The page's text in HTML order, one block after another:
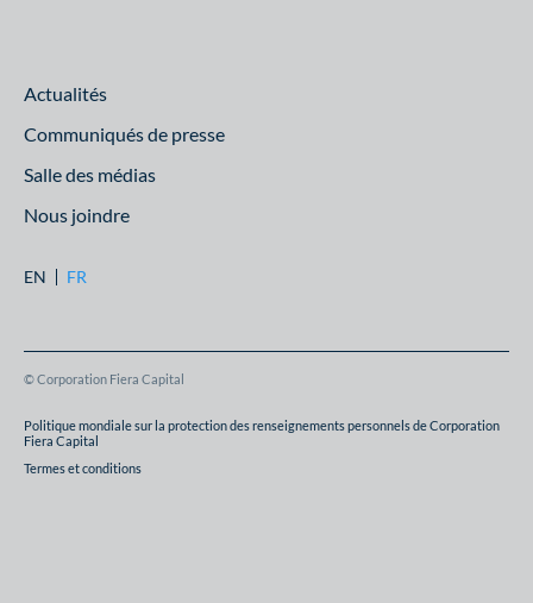
Actualités
Communiqués de presse
Salle des médias
Nous joindre
EN FR
© Corporation Fiera Capital
Politique mondiale sur la protection des renseignements personnels de Corporation
Fiera Capital
Termes et conditions